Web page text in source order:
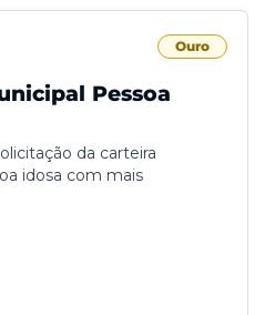
Ouro
Pessoa
da carteira
idosa com mais